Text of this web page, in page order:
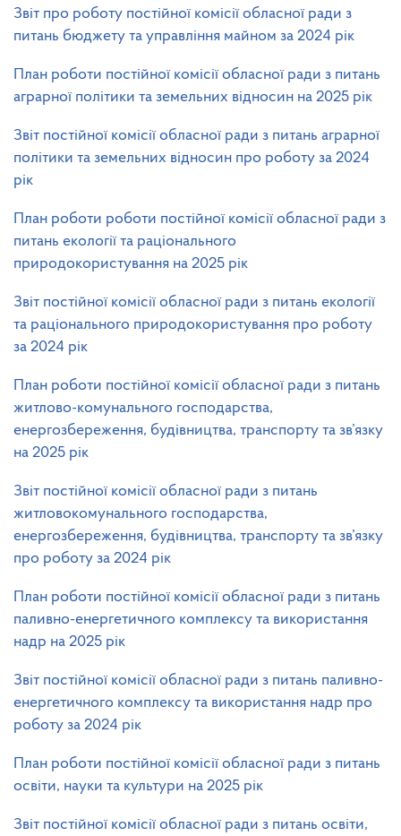
Звіт про роботу постійної комісії обласної ради з
питань бюджету та управління майном за 2024 рік
План роботи постійної комісії обласної ради з питань
аграрної політики та земельних відносин на 2025 рік
Звіт постійної комісії обласної ради з питань аграрної
політики та земельних відносин про роботу за 2024
рік
План роботи роботи постійної комісії обласної ради з
питань екології та раціонального
природокористування на 2025 рік
Звіт постійної комісії обласної ради з питань екології
та раціонального природокористування про роботу
за 2024 рік
План роботи постійної комісії обласної ради з питань
житлово-комунального господарства,
енергозбереження, будівництва, транспорту та зв’язку
на 2025 рік
Звіт постійної комісії обласної ради з питань
житловокомунального господарства,
енергозбереження, будівництва, транспорту та зв’язку
про роботу за 2024 рік
План роботи постійної комісії обласної ради з питань
паливно-енергетичного комплексу та використання
надр на 2025 рік
Звіт постійної комісії обласної ради з питань паливно-
енергетичного комплексу та використання надр про
роботу за 2024 рік
План роботи постійної комісії обласної ради з питань
освіти, науки та культури на 2025 рік
Звіт постійної комісії обласної ради з питань освіти,